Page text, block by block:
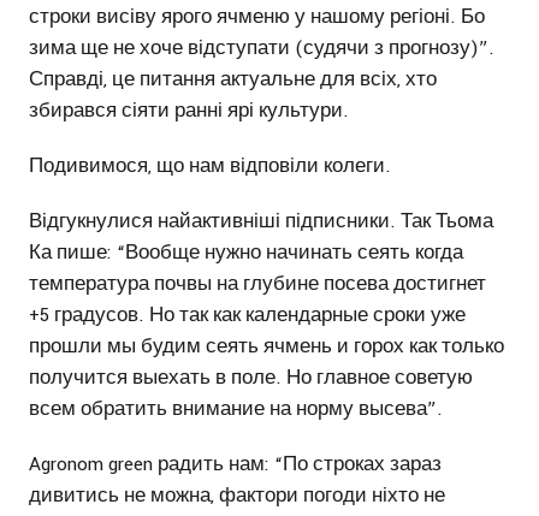
строки висіву ярого ячменю у нашому регіоні. Бо
зима ще не хоче відступати (судячи з прогнозу)”.
Справді, це питання актуальне для всіх, хто
збирався сіяти ранні ярі культури.
Подивимося, що нам відповіли колеги.
Відгукнулися найактивніші підписники. Так Тьома
Ка пише: “Вообще нужно начинать сеять когда
температура почвы на глубине посева достигнет
+5 градусов. Но так как календарные сроки уже
прошли мы будим сеять ячмень и горох как только
получится выехать в поле. Но главное советую
всем обратить внимание на норму высева”.
Agronom green радить нам: “По строках зараз
дивитись не можна, фактори погоди ніхто не